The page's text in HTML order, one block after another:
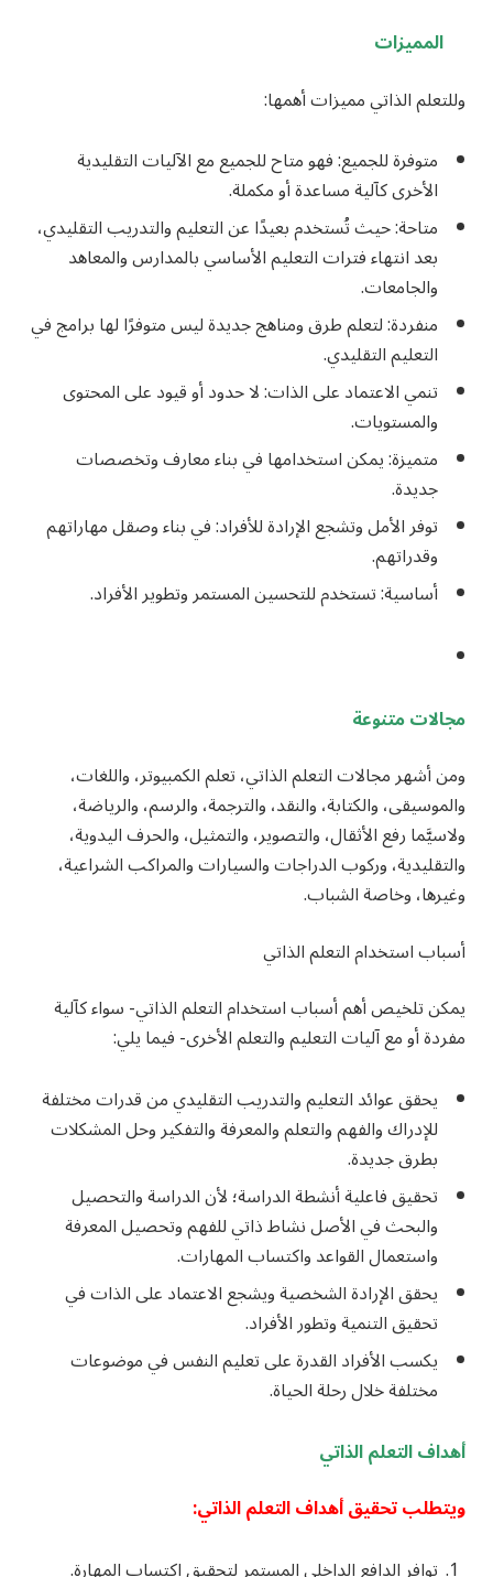
المميزات
وللتعلم الذاتي مميزات أهمها:
متوفرة للجميع: فهو متاح للجميع مع الآليات التقليدية
الأخرى كآلية مساعدة أو مكملة.
متاحة: حيث تُستخدم بعيدًا عن التعليم والتدريب التقليدي،
بعد انتهاء فترات التعليم الأساسي بالمدارس والمعاهد
والجامعات.
منفردة: لتعلم طرق ومناهج جديدة ليس متوفرًا لها برامج في
التعليم التقليدي.
تنمي الاعتماد على الذات: لا حدود أو قيود على المحتوى
والمستويات.
متميزة: يمكن استخدامها في بناء معارف وتخصصات
جديدة.
توفر الأمل وتشجع الإرادة للأفراد: في بناء وصقل مهاراتهم
وقدراتهم.
أساسية: تستخدم للتحسين المستمر وتطوير الأفراد.
مجالات متنوعة
ومن أشهر مجالات التعلم الذاتي، تعلم الكمبيوتر، واللغات،
والموسيقى، والكتابة، والنقد، والترجمة، والرسم، والرياضة،
ولاسيَّما رفع الأثقال، والتصوير، والتمثيل، والحرف اليدوية،
والتقليدية، وركوب الدراجات والسيارات والمراكب الشراعية،
وغيرها، وخاصة الشباب.
أسباب استخدام التعلم الذاتي
يمكن تلخيص أهم أسباب استخدام التعلم الذاتي- سواء كآلية
مفردة أو مع آليات التعليم والتعلم الأخرى- فيما يلي:
يحقق عوائد التعليم والتدريب التقليدي من قدرات مختلفة
للإدراك والفهم والتعلم والمعرفة والتفكير وحل المشكلات
بطرق جديدة.
تحقيق فاعلية أنشطة الدراسة؛ لأن الدراسة والتحصيل
والبحث في الأصل نشاط ذاتي للفهم وتحصيل المعرفة
واستعمال القواعد واكتساب المهارات.
يحقق الإرادة الشخصية ويشجع الاعتماد على الذات في
تحقيق التنمية وتطور الأفراد.
يكسب الأفراد القدرة على تعليم النفس في موضوعات
مختلفة خلال رحلة الحياة.
أهداف التعلم الذاتي
ويتطلب تحقيق أهداف التعلم الذاتي: